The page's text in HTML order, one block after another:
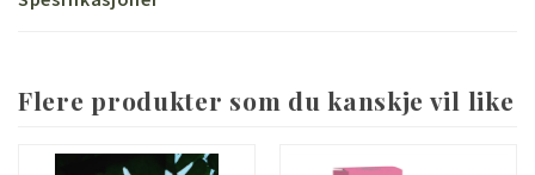
Flere produkter som du kanskje vil like